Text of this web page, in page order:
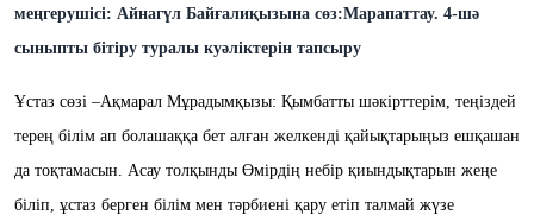
меңгерушісі: Айнагүл Байғалиқызына сөз:Марапаттау. 4-шә
сыныпты бітіру туралы куәліктерін тапсыру
Ұстаз сөзі –Ақмарал Мұрадымқызы: Қымбатты шәкірттерім, теңіздей
терең білім ап болашаққа бет алған желкенді қайықтарыңыз ешқашан
да тоқтамасын. Асау толқынды Өмірдің небір қиындықтарын жеңе
біліп , ұстаз берген білім мен тәрбиені қару етіп талмай жүзе